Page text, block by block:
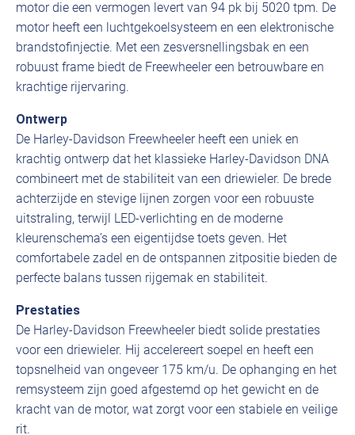
motor die een vermogen levert van 94 pk bij 5020 tpm. De
motor heeft een luchtgekoelsysteem en een elektronische
brandstofinjectie. Met een zesversnellingsbak en een
robuust frame biedt de Freewheeler een betrouwbare en
krachtige rijervaring.
Ontwerp
De Harley-Davidson Freewheeler heeft een uniek en
krachtig ontwerp dat het klassieke Harley-Davidson DNA
combineert met de stabiliteit van een driewieler. De brede
achterzijde en stevige lijnen zorgen voor een robuuste
uitstraling, terwijl LED-verlichting en de moderne
kleurenschema’s een eigentijdse toets geven. Het
comfortabele zadel en de ontspannen zitpositie bieden de
perfecte balans tussen rijgemak en stabiliteit.
Prestaties
De Harley-Davidson Freewheeler biedt solide prestaties
voor een driewieler. Hij accelereert soepel en heeft een
topsnelheid van ongeveer 175 km/u. De ophanging en het
remsysteem zijn goed afgestemd op het gewicht en de
kracht van de motor, wat zorgt voor een stabiele en veilige
rit.